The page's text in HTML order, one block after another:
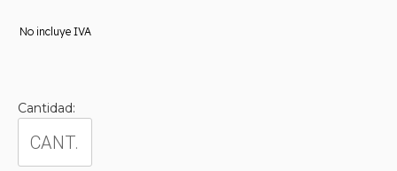
No incluye IVA
Cantidad: